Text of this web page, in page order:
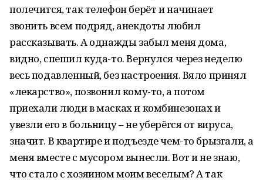
полечится, так телефон берёт и начинает
звонить всем подряд, анекдоты любил
рассказывать. А однажды забыл меня дома,
видно, спешил куда-то. Вернулся через неделю
весь подавленный, без настроения. Вяло принял
«лекарство», позвонил кому-то, а потом
приехали люди в масках и комбинезонах и
увезли его в больницу – не уберёгся от вируса,
значит. В квартире и подъезде чем-то брызгали, а
меня вместе с мусором вынесли. Вот и не знаю,
что стало с хозяином моим веселым? А так